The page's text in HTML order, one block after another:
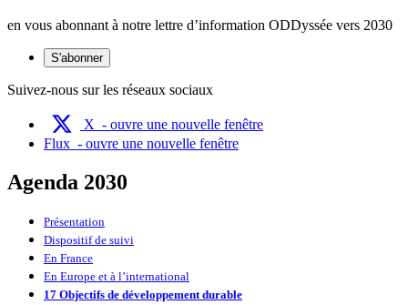
en vous abonnant à notre lettre d’information ODDyssée vers 2030
S'abonner
Suivez-nous sur les réseaux sociaux
X - ouvre une nouvelle fenêtre
Flux - ouvre une nouvelle fenêtre
Agenda 2030
Présentation
Dispositif de suivi
En France
En Europe et à l’international
17 Objectifs de développement durable